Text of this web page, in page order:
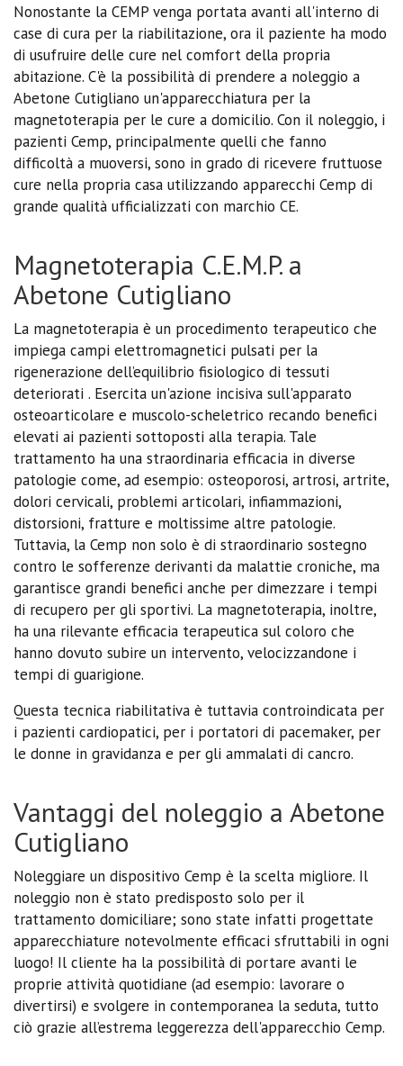
Nonostante la CEMP venga portata avanti all'interno di
case di cura per la riabilitazione, ora il paziente ha modo
di usufruire delle cure nel comfort della propria
abitazione. C'è la possibilità di prendere a noleggio a
Abetone Cutigliano un'apparecchiatura per la
magnetoterapia per le cure a domicilio. Con il noleggio, i
pazienti Cemp, principalmente quelli che fanno
difficoltà a muoversi, sono in grado di ricevere fruttuose
cure nella propria casa utilizzando apparecchi Cemp di
grande qualità ufficializzati con marchio CE.
Magnetoterapia C.E.M.P. a
Abetone Cutigliano
La magnetoterapia è un procedimento terapeutico che
impiega campi elettromagnetici pulsati per la
rigenerazione dell’equilibrio fisiologico di tessuti
deteriorati . Esercita un'azione incisiva sull'apparato
osteoarticolare e muscolo-scheletrico recando benefici
elevati ai pazienti sottoposti alla terapia. Tale
trattamento ha una straordinaria efficacia in diverse
patologie come, ad esempio: osteoporosi, artrosi, artrite,
dolori cervicali, problemi articolari, infiammazioni,
distorsioni, fratture e moltissime altre patologie.
Tuttavia, la Cemp non solo è di straordinario sostegno
contro le sofferenze derivanti da malattie croniche, ma
garantisce grandi benefici anche per dimezzare i tempi
di recupero per gli sportivi. La magnetoterapia, inoltre,
ha una rilevante efficacia terapeutica sul coloro che
hanno dovuto subire un intervento, velocizzandone i
tempi di guarigione.
Questa tecnica riabilitativa è tuttavia controindicata per
i pazienti cardiopatici, per i portatori di pacemaker, per
le donne in gravidanza e per gli ammalati di cancro.
Vantaggi del noleggio a Abetone
Cutigliano
Noleggiare un dispositivo Cemp è la scelta migliore. Il
noleggio non è stato predisposto solo per il
trattamento domiciliare; sono state infatti progettate
apparecchiature notevolmente efficaci sfruttabili in ogni
luogo! Il cliente ha la possibilità di portare avanti le
proprie attività quotidiane (ad esempio: lavorare o
divertirsi) e svolgere in contemporanea la seduta, tutto
ciò grazie all’estrema leggerezza dell'apparecchio Cemp.